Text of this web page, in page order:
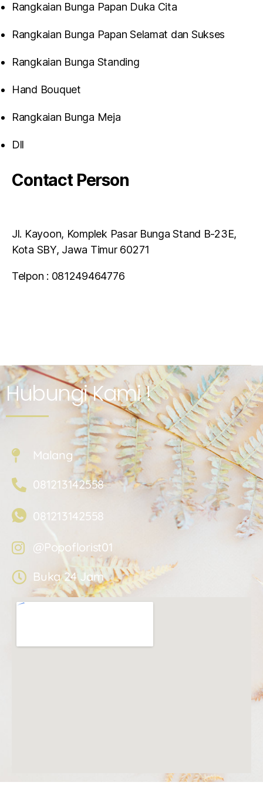
Rangkaian Bunga Papan Duka Cita
Rangkaian Bunga Papan Selamat dan Sukses
Rangkaian Bunga Standing
Hand Bouquet
Rangkaian Bunga Meja
Dll
Contact Person
Jl. Kayoon, Komplek Pasar Bunga Stand B-23E,
Kota SBY, Jawa Timur 60271
Telpon : 081249464776
Hubungi Kami !
Malang
081213142558
081213142558
@Popoflorist01
Buka 24 Jam